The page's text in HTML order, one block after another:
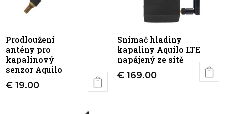
Prodloužení
antény pro
kapalinový
senzor Aquilo
€ 19.00
Snímač hladiny
kapaliny Aquilo LTE
napájený ze sítě
€169.00